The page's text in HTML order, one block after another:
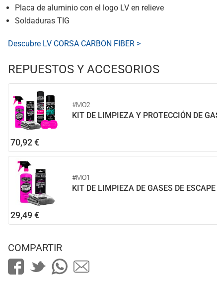
Placa de aluminio con el logo LV en relieve
Soldaduras TIG
Descubre LV CORSA CARBON FIBER >
REPUESTOS Y ACCESORIOS
#MO2
KIT DE LIMPIEZA Y PROTECCIÓN DE
70,92 €
#MO1
KIT DE LIMPIEZA DE GASES DE ESCAPE
29,49 €
COMPARTIR